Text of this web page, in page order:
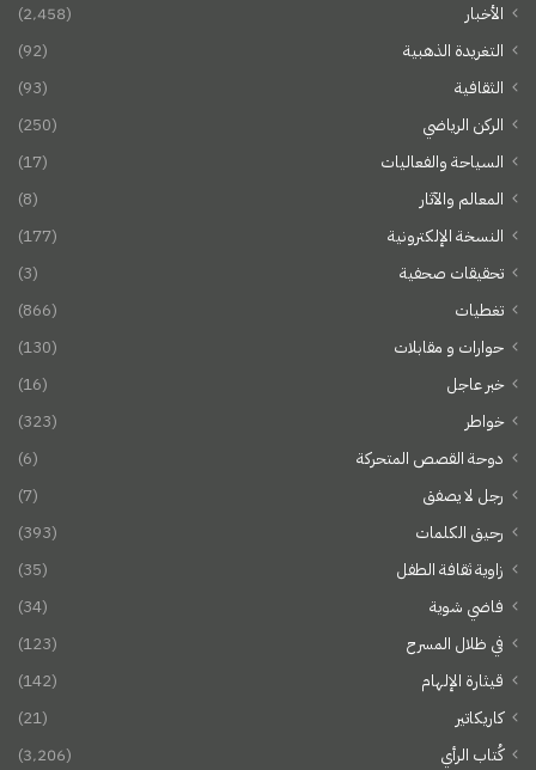
الأخبار
(2٬458)
التغريدة الذهبية
(92)
الثقافية
(93)
الركن الرياضي
(250)
السياحة والفعاليات
(17)
المعالم والآثار
(8)
النسخة الإلكترونية
(177)
تحقيقات صحفية
(3)
تغطيات
(866)
حوارات و مقابلات
(130)
خبر عاجل
(16)
خواطر
(323)
دوحة القصص المتحركة
(6)
رجل لا يصفق
(7)
رحيق الكلمات
(393)
زاوية ثقافة الطفل
(35)
فاضي شوية
(34)
في ظلال المسرح
(123)
قيثارة الإلهام
(142)
كاريكاتير
(21)
كُتاب الرأي
(3٬206)